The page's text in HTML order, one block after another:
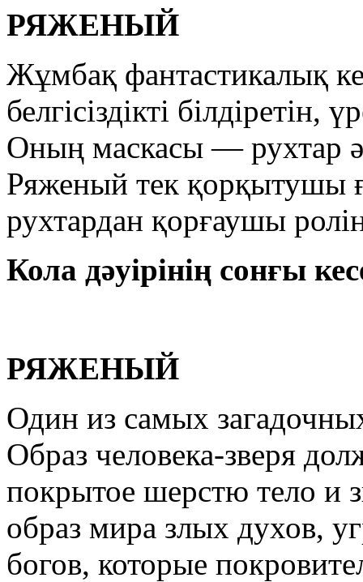
РЯЖЕНЫЙ
Жұмбақ фантастикалық
белгісіздікті
Оның маскасы — рухтар
Ряженый тек қорқытушы
рухтардан қорғаушы
Кола дәуiрiнiң сонғы
РЯЖЕНЫЙ
Один из самых
Образ человека-зверя
покрытое шерстю тело и
образ мира злых духов,
богов, которые